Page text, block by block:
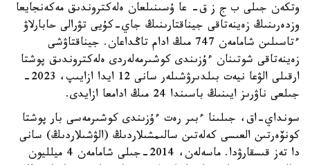
وتكەن جىلى ب ج ز ق- عا ۇسىنىلعان ەلەكتروندىق مەكەنجايعا
وزدەرىنىڭ زەينەتاقى جيناقتارىنىڭ جاي-كۇيى تۋرالى حابارلاۋ
ءتاسىلىن شامامەن 747 مىڭ ادام تاڭداعان. جيناقتاۋشى
زەينەتاقى شوتىنان ءۇزىندى كوشىرمەلەردى ەلەكتروندىق پوشتا
ارقىلى الۋعا نيەت بىلدىرۋشىلەر سانى 12 ايدا ازايىپ، 2023-
جىلعى ناۋرىز ايىنىڭ باسىندا 24 مىڭ ادامعا ازايدى.
سونداي-اق، جىلىنا ءبىر رەت ءۇزىندى كوشىرمەسى بار پوشتا
كونۆەرتىن العىسى كەلەتىن سالىمشىلاردىڭ (الۋشىلاردىڭ) سانى
دا تەز قىسقارۋدا. ماسەلەن، 2014-جىلى شامامەن 4 ميلليون